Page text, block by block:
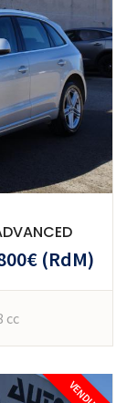
(RdM)
cc